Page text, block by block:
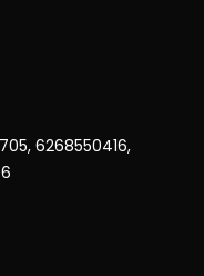
6268550416,